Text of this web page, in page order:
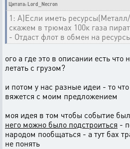
Цитата: Lord_Necron
1: А)Если иметь
скажем в трюмах 100к газа
- Отдаст флот в обмен на
ого а где это в описании есть
летать с грузом?
и потом у нас разные идеи - то
вяжется с моим предложением
моя идея в том чтобы событие
него можно было подстроиться -
народом пообщаться - а тут бах
не понять